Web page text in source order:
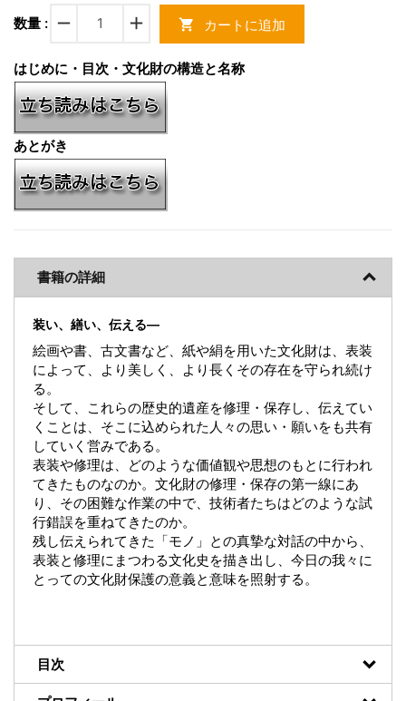
数量 : remove add shopping_cart カートに追加
はじめに・目次・文化財の構造と名称
あとがき
書籍の詳細
装い、繕い、伝える―
絵画や書、古文書など、紙や絹を用いた文化財は、表装
によって、より美しく、より長くその存在を守られ続け
る。
そして、これらの歴史的遺産を修理・保存し、伝えてい
くことは、そこに込められた人々の思い・願いをも共有
していく営みである。
表装や修理は、どのような価値観や思想のもとに行われ
てきたものなのか。文化財の修理・保存の第一線にあ
り、その困難な作業の中で、技術者たちはどのような試
行錯誤を重ねてきたのか。
残し伝えられてきた「モノ」との真摯な対話の中から、
表装と修理にまつわる文化史を描き出し、今日の我々に
とっての文化財保護の意義と意味を照射する。
目次